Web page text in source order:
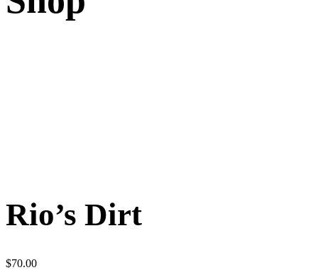
Rio’s Dirt
$70.00